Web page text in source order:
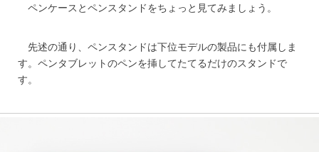
ペンケースとペンスタンドをちょっと見てみましょう。
先述の通り、ペンスタンドは下位モデルの製品にも付属しま
す。ペンタブレットのペンを挿してたてるだけのスタンドで
す。